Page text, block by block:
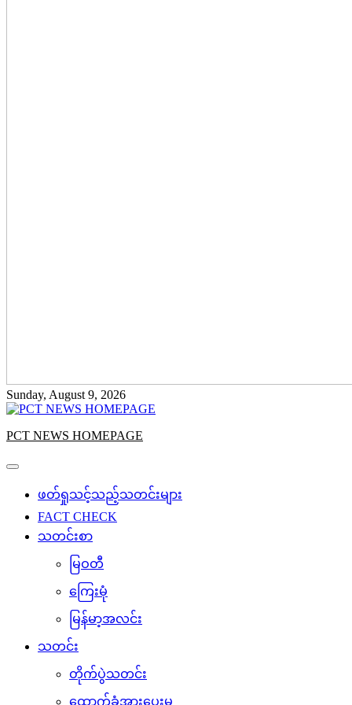
Sunday, August 9, 2026
PCT NEWS HOMEPAGE
ဖတ်ရှုသင့်သည့်သတင်းများ
FACT CHECK
သတင်းစာ
မြဝတီ
ကြေးမုံ
မြန်မာ့အလင်း
သတင်း
တိုက်ပွဲသတင်း
ထောက်ခံအားပေးမှု